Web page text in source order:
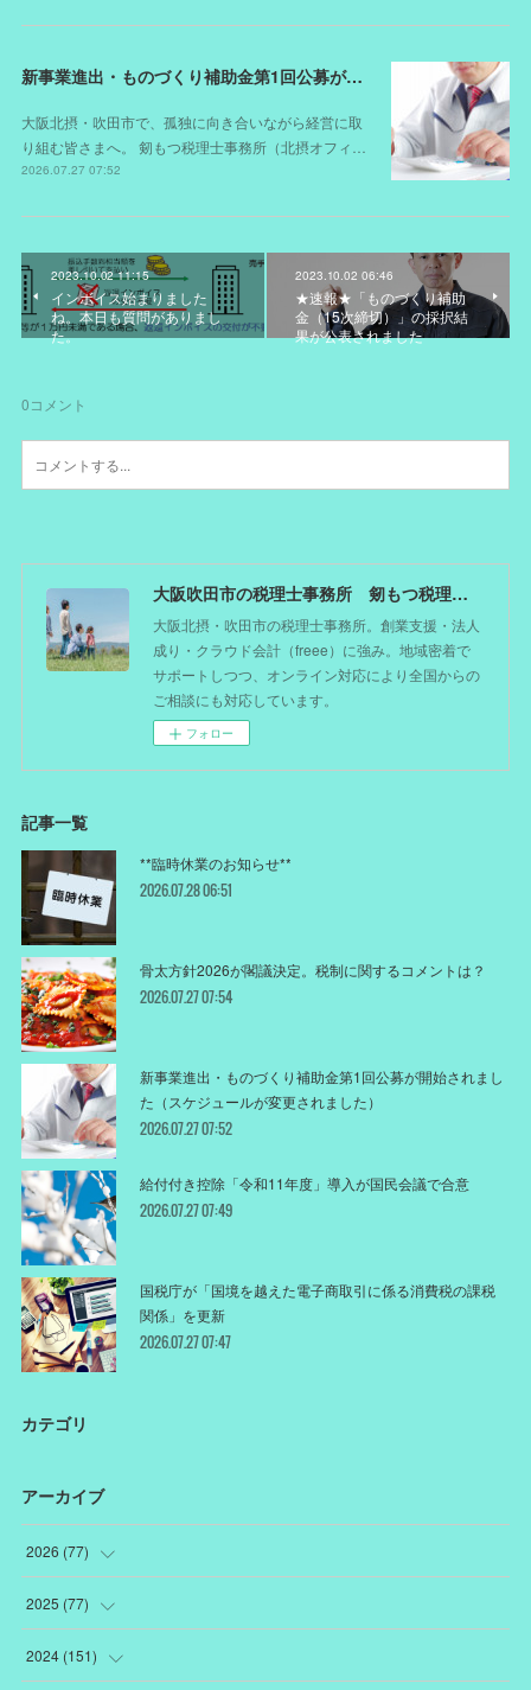
新事業進出・ものづくり補助金第1回公募が開始されました（スケジュールが変更されました）
大阪北摂・吹田市で、孤独に向き合いながら経営に取
り組む皆さまへ。 剱もつ税理士事務所（北摂オフィ…
2026.07.27 07:52
2023.10.02 11:15
インボイス始まりました
ね。本日も質問がありまし
た。
2023.10.02 06:46
★速報★「ものづくり補助
金（15次締切）」の採択結
果が公表されました
0コメント
大阪吹田市の税理士事務所 剱もつ税理士（北摂オフィス）―かつてdoctorを目指した税理士が企業のホームドクターとしてあなたの事業をサポート。税理士が直接担当する『かかりつけ税理士』
大阪北摂・吹田市の税理士事務所。創業支援・法人
成り・クラウド会計（freee）に強み。地域密着で
サポートしつつ、オンライン対応により全国からの
ご相談にも対応しています。
フォロー
記事一覧
**臨時休業のお知らせ**
2026.07.28 06:51
骨太方針2026が閣議決定。税制に関するコメントは？
2026.07.27 07:54
新事業進出・ものづくり補助金第1回公募が開始されまし
た（スケジュールが変更されました）
2026.07.27 07:52
給付付き控除「令和11年度」導入が国民会議で合意
2026.07.27 07:49
国税庁が「国境を越えた電子商取引に係る消費税の課税
関係」を更新
2026.07.27 07:47
カテゴリ
アーカイブ
2026 (77)
(18 )
(12
2025 (77)
(1)
2024 (151)